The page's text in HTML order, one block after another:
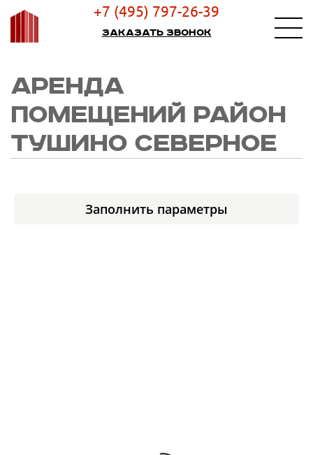
+7 (495) 797-26-39
Заказать звонок
АРЕНДА
ПОМЕЩЕНИЙ РАЙОН
ТУШИНО СЕВЕРНОЕ
Заполнить параметры